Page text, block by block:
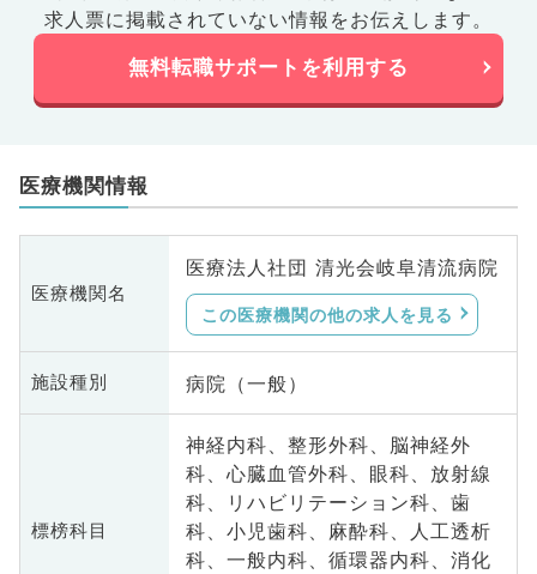
求人票に掲載されていない情報をお伝えします。
無料転職サポートを利用する
医療機関情報
医療機関名
医療法人社団 清光会岐阜清流病院
この医療機関の他の求人を見る
施設種別 病院（一般）
標榜科目
神経内科、整形外科、脳神経外
科、心臓血管外科、眼科、放射線
科、リハビリテーション科、歯
科、小児歯科、麻酔科、人工透析
科、一般内科、循環器内科、消化